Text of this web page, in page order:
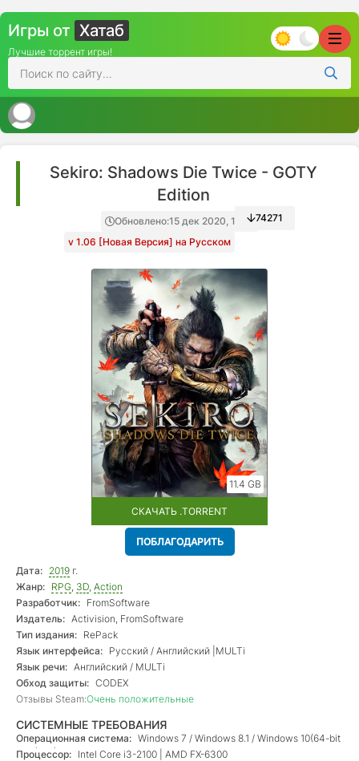
Игры от Хатаб
Лучшие торрент игры!
Sekiro: Shadows Die Twice - GOTY
Edition
Обновлено:15 дек 2020, 19:15
v 1.06 [Новая Версия] на Русском
74271
11.4 GB
СКАЧАТЬ .TORRENT
ПОБЛАГОДАРИТЬ
Дата: 2019 г.
Жанр: RPG, 3D, Action
Разработчик: FromSoftware
Издатель: Activision, FromSoftware
Тип издания: RePack
Язык интерфейса: Русский / Английский |MULTi
Язык речи: Английский / MULTi
Обход защиты: CODEX
Отзывы Steam:Очень положительные
СИСТЕМНЫЕ ТРЕБОВАНИЯ
Операционная система: Windows 7 / Windows 8.1 / Windows 10(64-bit
versions)
Процессор: Intel Core i3-2100 | AMD FX-6300